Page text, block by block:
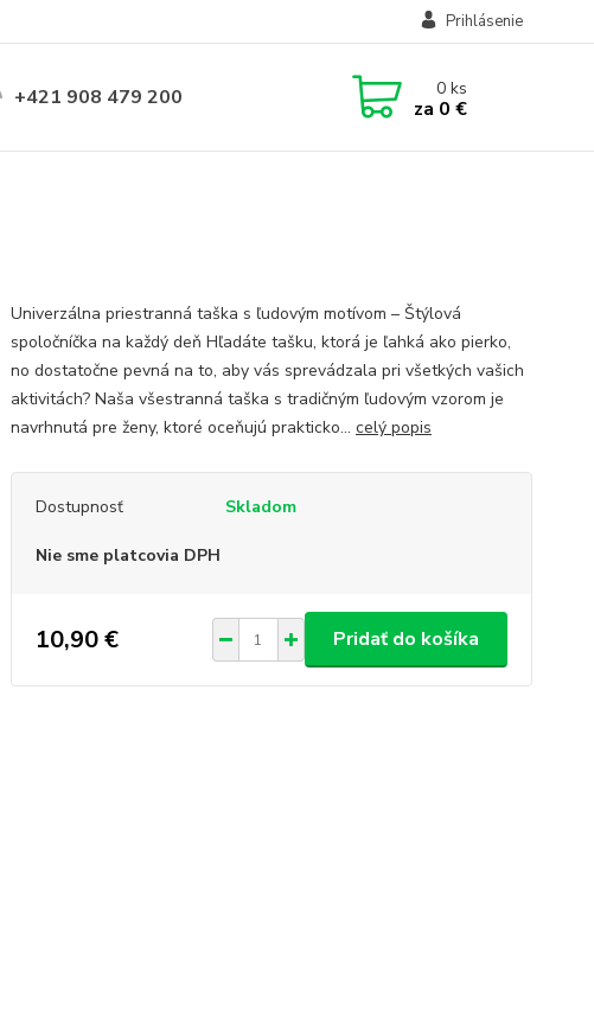
Prihlásenie
+421 908 479 200 0ks
za 0 €
Univerzálna priestranná taška s ľudovým motívom – Štýlová
spoločníčka na každý deň Hľadáte tašku, ktorá je ľahká ako pierko,
no dostatočne pevná na to, aby vás sprevádzala pri všetkých vašich
aktivitách? Naša všestranná taška s tradičným ľudovým vzorom je
navrhnutá pre ženy, ktoré oceňujú prakticko... celý popis
Dostupnosť Skladom
Nie sme platcovia DPH
10,90 € Pridať do košíka